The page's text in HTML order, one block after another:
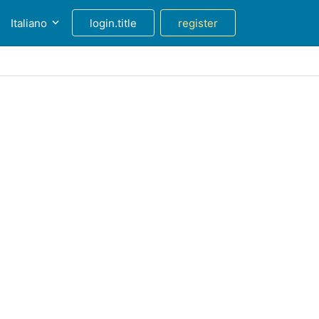
Italiano login.title register